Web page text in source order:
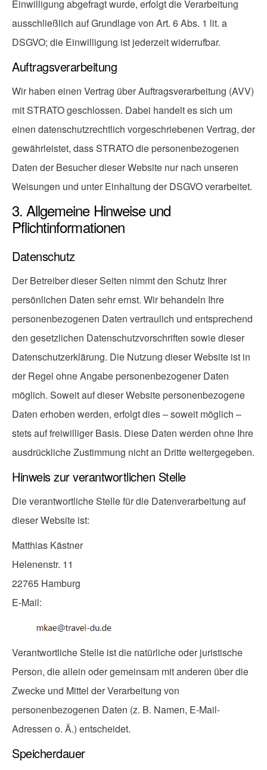
Einwilligung abgefragt wurde, erfolgt die Verarbeitung
ausschließlich auf Grundlage von Art. 6 Abs. 1 lit. a
DSGVO; die Einwilligung ist jederzeit widerrufbar.
Auftragsverarbeitung
Wir haben einen Vertrag über Auftragsverarbeitung (AVV)
mit STRATO geschlossen. Dabei handelt es sich um
einen datenschutzrechtlich vorgeschriebenen Vertrag, der
gewährleistet, dass STRATO die personenbezogenen
Daten der Besucher dieser Website nur nach unseren
Weisungen und unter Einhaltung der DSGVO verarbeitet.
3. Allgemeine Hinweise und
Pflichtinformationen
Datenschutz
Der Betreiber dieser Seiten nimmt den Schutz Ihrer
persönlichen Daten sehr ernst. Wir behandeln Ihre
personenbezogenen Daten vertraulich und entsprechend
den gesetzlichen Datenschutzvorschriften sowie dieser
Datenschutzerklärung. Die Nutzung dieser Website ist in
der Regel ohne Angabe personenbezogener Daten
möglich. Soweit auf dieser Website personenbezogene
Daten erhoben werden, erfolgt dies – soweit möglich –
stets auf freiwilliger Basis. Diese Daten werden ohne Ihre
ausdrückliche Zustimmung nicht an Dritte weitergegeben.
Hinweis zur verantwortlichen Stelle
Die verantwortliche Stelle für die Datenverarbeitung auf
dieser Website ist:
Matthias Kästner
Helenenstr. 11
22765 Hamburg
E-Mail:
Verantwortliche Stelle ist die natürliche oder juristische
Person, die allein oder gemeinsam mit anderen über die
Zwecke und Mittel der Verarbeitung von
personenbezogenen Daten (z. B. Namen, E-Mail-
Adressen o. Ä.) entscheidet.
Speicherdauer